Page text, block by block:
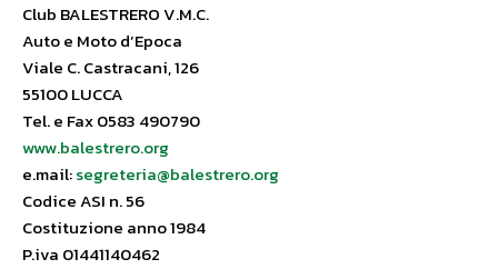
Club BALESTRERO V.M.C.
Auto e Moto d’Epoca
Viale C. Castracani, 126
55100 LUCCA
Tel. e Fax 0583 490790
www.balestrero.org
e.mail:segreteria@balestrero.org
Codice ASI n. 56
Costituzione anno 1984
P.iva 01441140462